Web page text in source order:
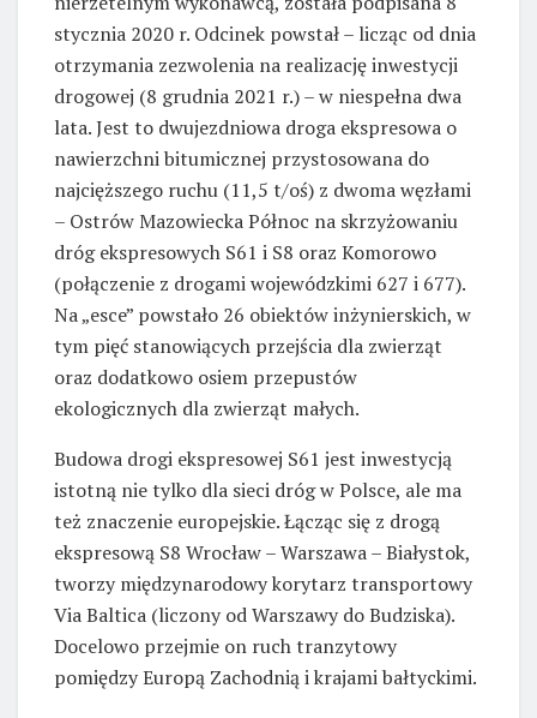
stycznia 2020 r. Odcinek powstał – licząc od dnia
otrzymania zezwolenia na realizację inwestycji
drogowej (8 grudnia 2021 r.) – w niespełna dwa
lata. Jest to dwujezdniowa droga ekspresowa o
nawierzchni bitumicznej przystosowana do
najcięższego ruchu (11,5 t/oś) z dwoma węzłami
– Ostrów Mazowiecka Północ na skrzyżowaniu
dróg ekspresowych S61 i S8 oraz Komorowo
(połączenie z drogami wojewódzkimi 627 i 677).
Na „esce” powstało 26 obiektów inżynierskich, w
tym pięć stanowiących przejścia dla zwierząt
oraz dodatkowo osiem przepustów
ekologicznych dla zwierząt małych.
Budowa drogi ekspresowej S61 jest inwestycją
istotną nie tylko dla sieci dróg w Polsce, ale ma
też znaczenie europejskie. Łącząc się z drogą
ekspresową S8 Wrocław – Warszawa – Białystok,
tworzy międzynarodowy korytarz transportowy
Via Baltica (liczony od Warszawy do Budziska).
Docelowo przejmie on ruch tranzytowy
pomiędzy Europą Zachodnią i krajami bałtyckimi.